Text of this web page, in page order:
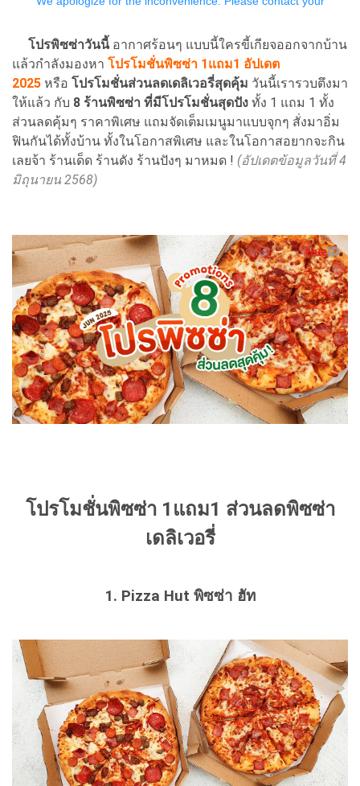
โปรพิซซ่าวันนี้อากาศร้อนๆ แบบนี้ใครขี้เกียจออกจากบ้าน
แล้วกำลังมองหา โปรโมชั่นพิซซ่า 1แถม1 อัปเดต
2025 หรือ โปรโมชั่นส่วนลดเดลิเวอรี่สุดคุ้ม วันนี้เรารวบตึงมา
ให้แล้ว กับ 8 ร้านพิซซ่า ที่มีโปรโมชั่นสุดปัง ทั้ง 1 แถม 1 ทั้ง
ส่วนลดคุ้มๆ ราคาพิเศษ แถมจัดเต็มเมนูมาแบบจุกๆ สั่งมาอิ่ม
ฟินกันได้ทั้งบ้าน ทั้งในโอกาสพิเศษ และในโอกาสอยากจะกิน
เลยจ้า ร้านเด็ด ร้านดัง ร้านปังๆ มาหมด ! (อัปเดตข้อมูลวันที่ 4
มิถุนายน 2568)
โปรโมชั่นพิซซ่า 1แถม1 ส่วนลดพิซซ่า
เดลิเวอรี่
1. Pizza Hut พิซซ่า ฮัท